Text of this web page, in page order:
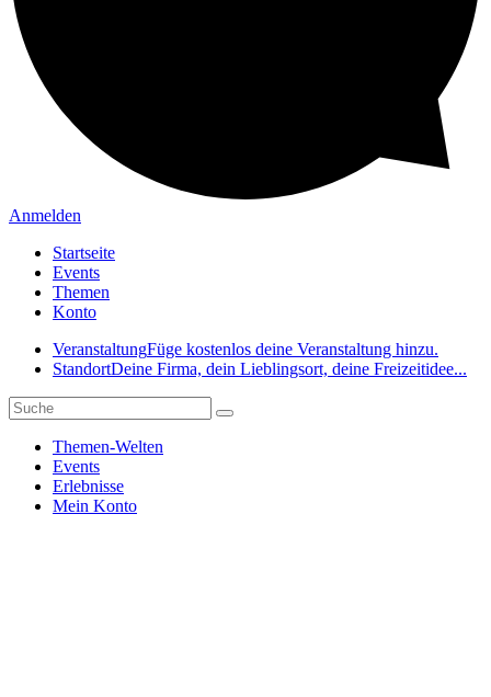
Anmelden
Startseite
Events
Themen
Konto
VeranstaltungFüge kostenlos deine Veranstaltung hinzu.
StandortDeine Firma, dein Lieblingsort, deine Freizeitidee...
Themen-Welten
Events
Erlebnisse
Mein Konto